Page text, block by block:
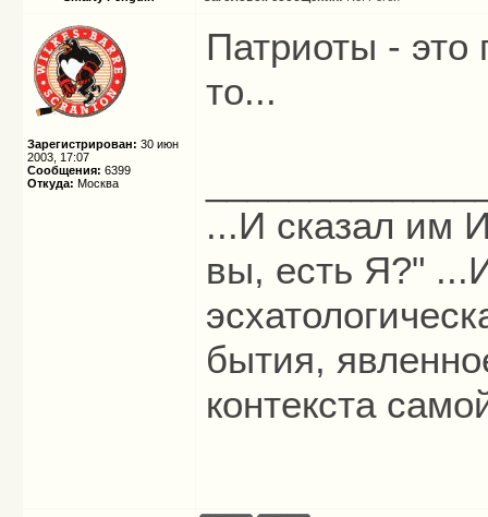
Зарегистрирован: 30 июн
2003, 17:07
Сообщения: 6399
Откуда: Москва
Патриоты - это
то...
...И сказал им
вы, есть Я?"
бытия,
контекста